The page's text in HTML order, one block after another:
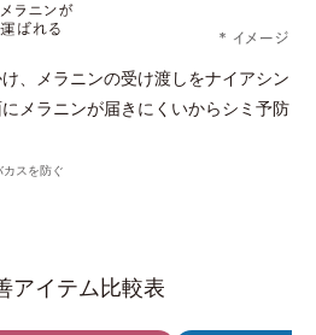
、メラニンの受け渡しをナイアシン
メラニンが届きにくいからシミ予防
スを防ぐ
アイテム比較表